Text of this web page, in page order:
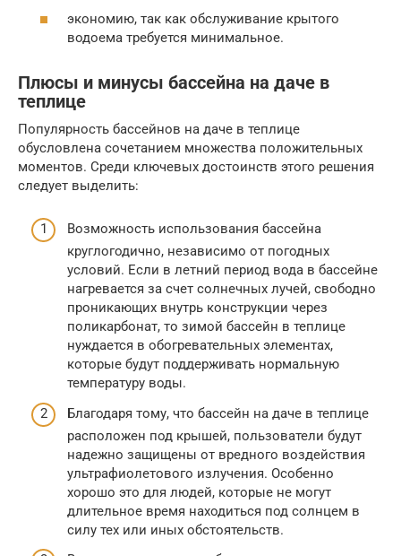
экономию, так как обслуживание крытого
водоема требуется минимальное.
Плюсы и минусы бассейна на даче в
теплице
Популярность бассейнов на даче в теплице
обусловлена сочетанием множества положительных
моментов. Среди ключевых достоинств этого решения
следует выделить:
Возможность использования бассейна
круглогодично, независимо от погодных
условий. Если в летний период вода в бассейне
нагревается за счет солнечных лучей, свободно
проникающих внутрь конструкции через
поликарбонат, то зимой бассейн в теплице
нуждается в обогревательных элементах,
которые будут поддерживать нормальную
температуру воды.
Благодаря тому, что бассейн на даче в теплице
расположен под крышей, пользователи будут
надежно защищены от вредного воздействия
ультрафиолетового излучения. Особенно
хорошо это для людей, которые не могут
длительное время находиться под солнцем в
силу тех или иных обстоятельств.